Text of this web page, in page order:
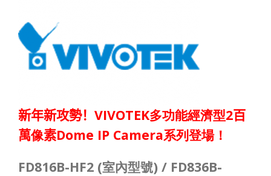
新年新攻勢！ VIVOTEK多功能經濟型2百
萬像素Dome IP Camera系列登場！
FD816B-HF2 (室內型號) / FD836B-